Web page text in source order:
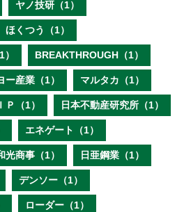
ヤノ技研（1）
ほくつう（1）
BREAKTHROUGH（1）
ー産業（1） マルタカ（1）
Ｐ（1） 日本不動産研究所（1）
エネゲート（1）
光商事（1） 日亜鋼業（1）
デンソー（1）
ローダー（1）